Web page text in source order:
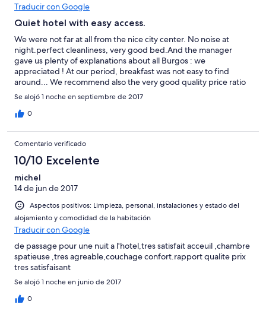
Traducir con Google
Quiet hotel with easy access.
We were not far at all from the nice city center. No noise at
night.perfect cleanliness, very good bed.And the manager
gave us plenty of explanations about all Burgos : we
appreciated ! At our period, breakfast was not easy to find
around... We recommend also the very good quality price ratio
Se alojó 1 noche en septiembre de 2017
0
Comentario verificado
10/10 Excelente
michel
14 de jun de 2017
Aspectos positivos: Limpieza, personal, instalaciones y estado del
alojamiento y comodidad de la habitación
Traducir con Google
de passage pour une nuit a l'hotel,tres satisfait acceuil ,chambre
spatieuse ,tres agreable,couchage confort.rapport qualite prix
tres satisfaisant
Se alojó 1 noche en junio de 2017
0